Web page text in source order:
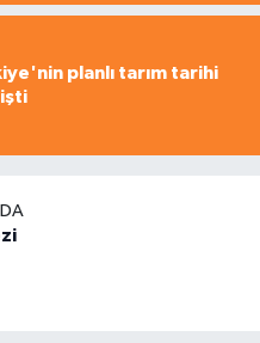
planlı tarım tarihi